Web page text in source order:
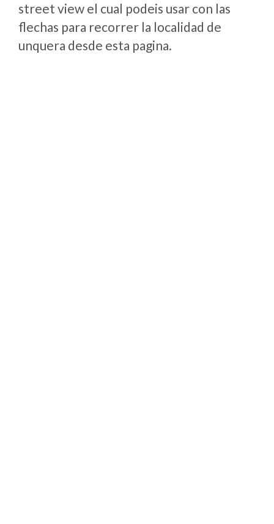
street view el cual podeis usar con las
flechas para recorrer la localidad de
unquera desde esta pagina.